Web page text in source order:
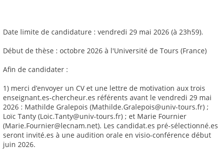
Date limite de candidature : vendredi 29 mai 2026 (à 23h59).
Début de thèse : octobre 2026 à l'Université de Tours (France)
Afin de candidater :
1) merci d’envoyer un CV et une lettre de motivation aux trois
enseignant.es-chercheur.es référents avant le vendredi 29 mai
2026 : Mathilde Gralepois (Mathilde.Gralepois@univ-tours.fr) ;
Loïc Tanty (Loic.Tanty@univ-tours.fr) ; et Marie Fournier
(Marie.Fournier@lecnam.net). Les candidat.es pré-sélectionné.es
seront invité.es à une audition orale en visio-conférence début
juin 2026.